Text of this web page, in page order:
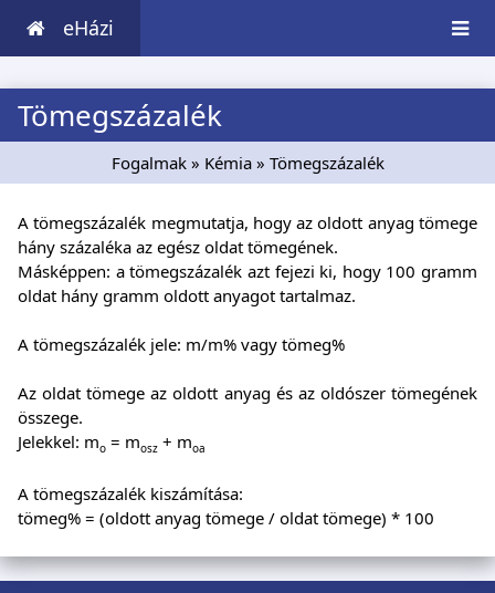
eHázi
Tömegszázalék
Fogalmak » Kémia » Tömegszázalék
A tömegszázalék megmutatja, hogy az oldott anyag tömege
hány százaléka az egész oldat tömegének.
Másképpen: a tömegszázalék azt fejezi ki, hogy 100 gramm
oldat hány gramm oldott anyagot tartalmaz.
A tömegszázalék jele: m/m% vagy tömeg%
Az oldat tömege az oldott anyag és az oldószer tömegének
összege.
Jelekkel: mo = mosz + moa
A tömegszázalék kiszámítása:
tömeg% = (oldott anyag tömege / oldat tömege) * 100